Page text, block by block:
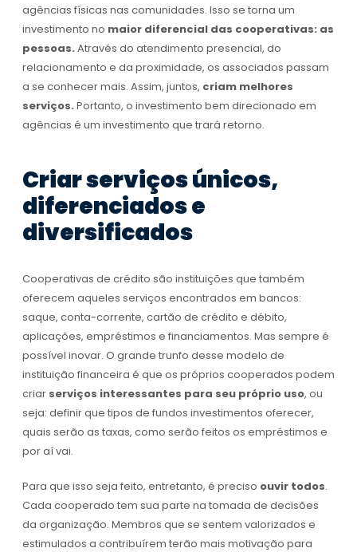
agências físicas nas comunidades. Isso se torna um
investimento no maior diferencial das cooperativas: as
pessoas. Através do atendimento presencial, do
relacionamento e da proximidade, os associados passam
a se conhecer mais. Assim, juntos, criam melhores
serviços. Portanto, o investimento bem direcionado em
agências é um investimento que trará retorno.
Criar serviços únicos,
diferenciados e
diversificados
Cooperativas de crédito são instituições que também
oferecem aqueles serviços encontrados em bancos:
saque, conta-corrente, cartão de crédito e débito,
aplicações, empréstimos e financiamentos. Mas sempre é
possível inovar. O grande trunfo desse modelo de
instituição financeira é que os próprios cooperados podem
criar serviços interessantes para seu próprio uso, ou
seja: definir que tipos de fundos investimentos oferecer,
quais serão as taxas, como serão feitos os empréstimos e
por aí vai.
Para que isso seja feito, entretanto, é preciso ouvir todos.
Cada cooperado tem sua parte na tomada de decisões
da organização. Membros que se sentem valorizados e
estimulados a contribuírem terão mais motivação para